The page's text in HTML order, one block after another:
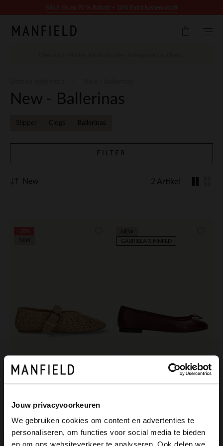
Jouw privacyvoorkeuren
We gebruiken cookies om content en advertenties te
personaliseren, om functies voor social media te bieden
New - Ballerinas
Slipper Clogs Ballerinas
FILTER
2 Artikel
New
Manfield
Beigefarbene Raffia-Ballerinas Bordeauxrote Leder-Ballerinas
GABRIELA X MNFLD